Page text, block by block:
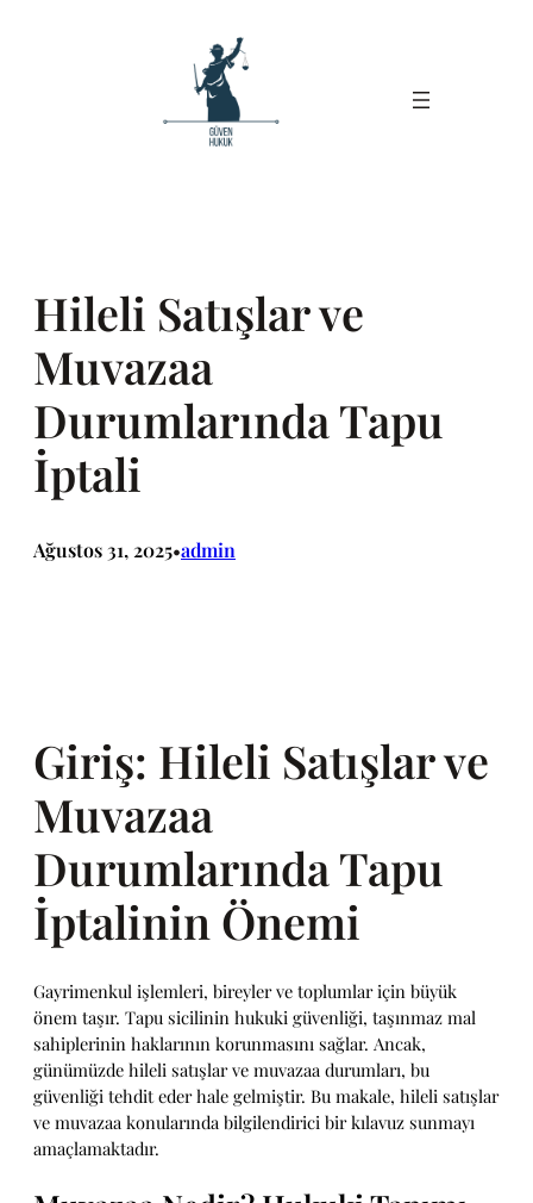
Hileli Satışlar ve
Muvazaa
Durumlarında Tapu
İptali
Ağustos 31, 2025•admin
Giriş: Hileli Satışlar ve
Muvazaa
Durumlarında Tapu
İptalinin Önemi
Gayrimenkul işlemleri, bireyler ve toplumlar için büyük
önem taşır. Tapu sicilinin hukuki güvenliği, taşınmaz mal
sahiplerinin haklarının korunmasını sağlar. Ancak,
günümüzde hileli satışlar ve muvazaa durumları, bu
güvenliği tehdit eder hale gelmiştir. Bu makale, hileli satışlar
ve muvazaa konularında bilgilendirici bir kılavuz sunmayı
amaçlamaktadır.